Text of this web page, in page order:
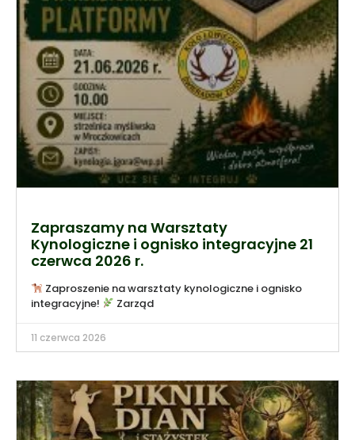
Zapraszamy na Warsztaty
Kynologiczne i ognisko integracyjne 21
czerwca 2026 r.
Zaproszenie na warsztaty kynologiczne i ognisko
integracyjne!
Zarząd
11 czerwca 2026